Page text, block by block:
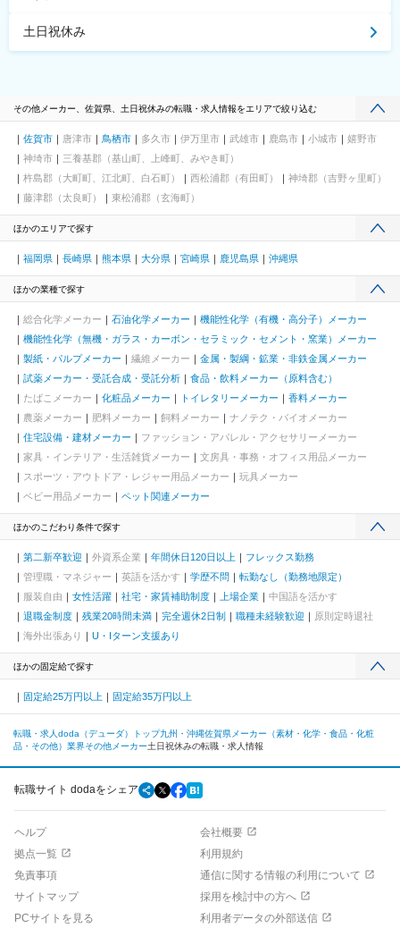
土日祝休み
その他メーカー、佐賀県、土日祝休みの転職・求人情報をエリアで絞り込む
佐賀市 唐津市 鳥栖市 多久市 伊万里市 武雄市 鹿島市 小城市
嬉野市
神埼市
三養基郡（基山町、上峰町、みやき町）
杵島郡（大町町、江北町、白石町）
西松浦郡（有田町）
神埼郡（吉野ヶ里町）
藤津郡（太良町）
東松浦郡（玄海町）
ほかのエリアで探す
福岡県 長崎県 熊本県 大分県 宮崎県 鹿児島県 沖縄県
ほかの業種で探す
総合化学メーカー 石油化学メーカー
機能性化学（有機・高分子）メーカー
機能性化学（無機・ガラス・カーボン・セラミック・セメント・窯業）メーカー
製紙・パルプメーカー
繊維メーカー
金属・製綱・鉱業・非鉄金属メーカー
試薬メーカー・受託合成・受託分析
食品・飲料メーカー（原料含む）
たばこメーカー
化粧品メーカー トイレタリーメーカー
香料メーカー
農薬メーカー
肥料メーカー 飼料メーカー
ナノテク・バイオメーカー
住宅設備・建材メーカー
ファッション・アパレル・アクセサリーメーカー
家具・インテリア・生活雑貨メーカー
文房具・事務・オフィス用品メーカー
スポーツ・アウトドア・レジャー用品メーカー
玩具メーカー
ベビー用品メーカー
ペット関連メーカー
ほかのこだわり条件で探す
第二新卒歓迎 外資系企業 年間休日120日以上
フレックス勤務
管理職・マネジャー
英語を活かす 学歴不問
転勤なし（勤務地限定）
服装自由
女性活躍 社宅・家賃補助制度 上場企業
中国語を活かす
退職金制度
残業20時間未満 完全週休2日制 職種未経験歓迎
原則定時退社
海外出張あり
U・Iターン支援あり
ほかの固定給で探す
固定給25万円以上 固定給35万円以上
転職・求人doda（デューダ）トップ九州・沖縄佐賀県 メーカー（素材・化学・食品・化粧
品・その他）業界その他メーカー土日祝休みの転職・求人情報
転職サイト dodaをシェア
ヘルプ
会社概要
拠点一覧
利用規約
免責事項
通信に関する情報の利用について
サイトマップ
採用を検討中の方へ
PCサイトを見る
利用者データの外部送信